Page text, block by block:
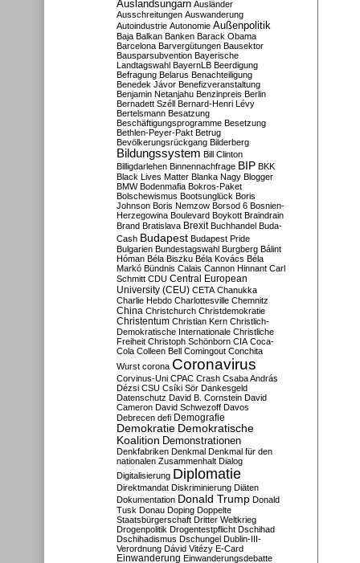
Auslandsungarn Ausländer
Ausschreitungen Auswanderung
Autoindustrie Autonomie Außenpolitik
Baja Balkan Banken Barack Obama
Barcelona Barvergütungen Bausektor
Bausparsubvention Bayerische
Landtagswahl BayernLB Beerdigung
Befragung Belarus Benachteiligung
Benedek Jávor Benefizveranstaltung
Benjamin Netanjahu Benzinpreis Berlin
Bernadett Széll Bernard-Henri Lévy
Bertelsmann Besatzung
Beschäftigungsprogramme Besetzung
Bethlen-Peyer-Pakt Betrug
Bevölkerungsrückgang Bilderberg
Bildungssystem Bill Clinton
Billigdarlehen Binnennachfrage BIP BKK
Black Lives Matter Blanka Nagy Blogger
BMW Bodenmafia Bokros-Paket
Bolschewismus Bootsunglück Boris
Johnson Boris Nemzow Borsod 6 Bosnien-
Herzegowina Boulevard Boykott Braindrain
Brand Bratislava Brexit Buchhandel Buda-
Cash Budapest Budapest Pride
Bulgarien Bundestagswahl Burgberg Bálint
Hóman Béla Biszku Béla Kovács Béla
Markó Bündnis Calais Cannon Hinnant Carl
Schmitt CDU Central European
University (CEU) CETA Chanukka
Charlie Hebdo Charlottesville Chemnitz
China Christchurch Christdemokratie
Christentum Christian Kern Christlich-
Demokratische Internationale Christliche
Freiheit Christoph Schönborn CIA Coca-
Cola Colleen Bell Comingout Conchita
Wurst corona Coronavirus
Corvinus-Uni CPAC Crash Csaba András
Dézsi CSU Csíki Sör Dankesgeld
Datenschutz David B. Cornstein David
Cameron David Schwezoff Davos
Debrecen defi Demografie
Demokratie Demokratische
Koalition Demonstrationen
Denkfabriken Denkmal Denkmal für den
nationalen Zusammenhalt Dialog
Digitalisierung Diplomatie
Direktmandat Diskriminierung Diäten
Dokumentation Donald Trump Donald
Tusk Donau Doping Doppelte
Staatsbürgerschaft Dritter Weltkrieg
Drogenpolitik Drogentestpflicht Dschihad
Dschihadismus Dschungel Dublin-III-
Verordnung Dávid Vitézy E-Card
Einwanderung Einwanderungsdebatte